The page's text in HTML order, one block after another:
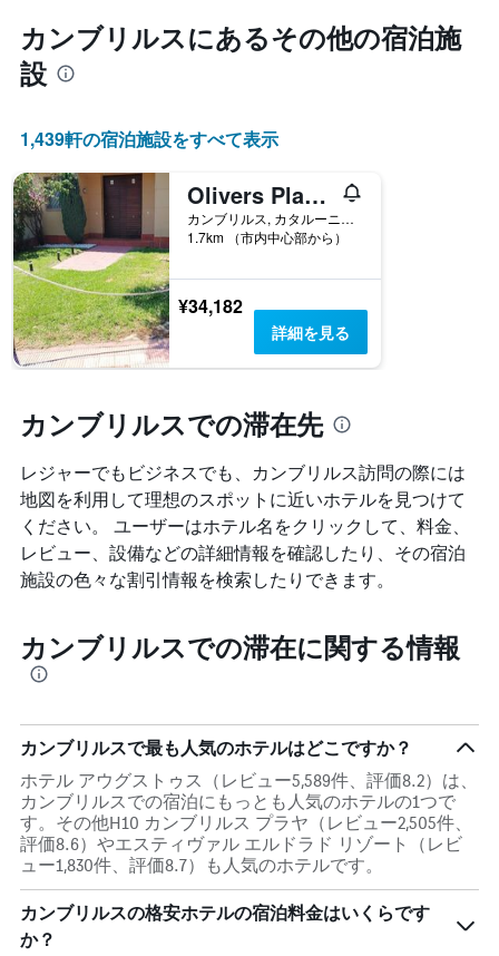
週
末
の
客
の
均
料
金
を
表
し
て
い
ま
す
し
て
い
カンブリルス​にあるその他の宿泊施
設
1,439​軒の宿泊施設をすべて表示
Olivers Planet Costa Dorada
カンブリルス, カタルーニャ, スペイン
1.7km （市内中心部から）
¥34,182
詳細を見る
カンブリルスでの滞在先
レジャーでもビジネスでも、カンブリルス​訪問の際には
地図を利用して理想のスポットに近いホテルを見つけて
ください。 ユーザーはホテル名をクリックして、料金、
レビュー、設備などの詳細情報を確認したり、その宿泊
施設の色々な割引情報を検索したりできます。
カンブリルスでの滞在に関する情報
カンブリルスで最も人気のホテルはどこですか？
ホテル アウグストゥス（レビュー5,589件、評価8.2）は、
カンブリルスでの宿泊にもっとも人気のホテルの1つで
す。その他H10 カンブリルス プラヤ（レビュー2,505件、
評価8.6）やエスティヴァル エルドラド リゾート（レビ
ュー1,830件、評価8.7）も人気のホテルです。
カンブリルスの格安ホテルの宿泊料金はいくらです
か？